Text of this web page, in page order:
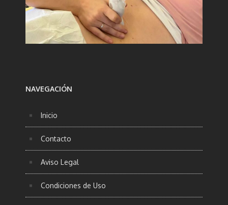
NAVEGACIÓN
Inicio
Contacto
Aviso Legal
Condiciones de Uso